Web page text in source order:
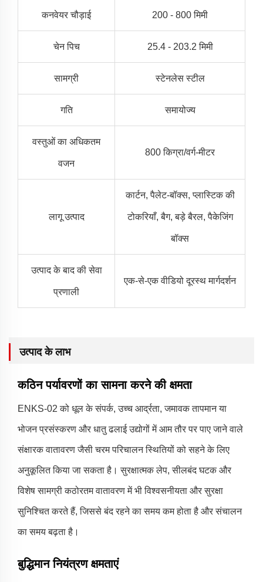
कनवेयर चौड़ाई 200 - 800 मिमी
चेन पिच 25.4 - 203.2 मिमी
सामग्री स्टेनलेस स्टील
गति समायोज्य
वस्तुओं का अधिकतम
वजन
800 किग्रा/वर्ग-मीटर
लागू उत्पाद
कार्टन, पैलेट-बॉक्स, प्लास्टिक की
टोकरियाँ, बैग, बड़े बैरल, पैकेजिंग
बॉक्स
उत्पाद के बाद की सेवा
प्रणाली
एक-से-एक वीडियो दूरस्थ मार्गदर्शन
उत्पाद के लाभ
कठिन पर्यावरणों का सामना करने की क्षमता
ENKS-02 को धूल के संपर्क, उच्च आर्द्रता, जमावक तापमान या
भोजन प्रसंस्करण और धातु ढलाई उद्योगों में आम तौर पर पाए जाने वाले
संक्षारक वातावरण जैसी चरम परिचालन स्थितियों को सहने के लिए
अनुकूलित किया जा सकता है। सुरक्षात्मक लेप, सीलबंद घटक और
विशेष सामग्री कठोरतम वातावरण में भी विश्वसनीयता और सुरक्षा
सुनिश्चित करते हैं, जिससे बंद रहने का समय कम होता है और संचालन
का समय बढ़ता है।
बुद्धिमान नियंत्रण क्षमताएं